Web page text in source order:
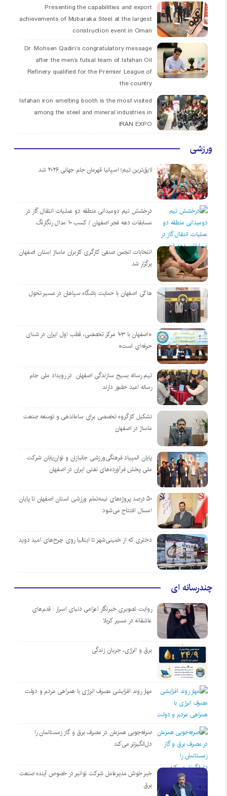
Presenting the capabilities and export
achievements of Mubaraka Steel at the largest
construction event in Oman
Dr. Mohsen Qadiri’s congratulatory message
after the men’s futsal team of Isfahan Oil
Refinery qualified for the Premier League of
the country
Isfahan iron smelting booth is the most visited
among the steel and mineral industries in
IRAN EXPO
ورزشی
لایق‌ترین تیم؛ اسپانیا قهرمان جام جهانی ۲۰۲۶ شد
درخشش تیم دومیدانی منطقه دو عملیات انتقال گاز در
مسابقات دهه فجر اصفهان / کسب ۱۰ مدال رنگارنگ
انتخابات انجمن صنفی کارگری کاربران ماساژ استان اصفهان
برگزار شد
هاکی اصفهان با حمایت باشگاه سپاهان در مسیر تحول
«اصفهان با ۱۰۳ مرکز تخصصی، قطب اول ایران در شنای
حرفه‌ای است»
تیم رسانه بسیج سازندگی اصفهان در رویداد ملی جام
رسانه امید حضور دارند
تشکیل کارگروه تخصصی برای ساماندهی و توسعه صنعت
ماساژ در اصفهان
پایان المپیاد فرهنگی‌ورزشی جانبازان و توان‌یابان شرکت
ملی پخش فرآورده‌های نفتی ایران در اصفهان
۵۰ درصد پروژه‌های نیمه‌تمام ورزشی استان اصفهان تا پایان
امسال افتتاح می‌شود
دختری که از خمینی‌شهر تا ایتالیا روی چرخ‌های امید دوید
چندرسانه ای
روایت تصویری خبرنگار اعزامی دنیای اسرار : قدم‌های
عاشقانه در مسیر کربلا
برق و انرژی، جریان زندگی
مهار روند افزایشی مصرف انرژی با همراهی مردم و دولت
صرفه‌جویی همزمان در مصرف برق و گاز زمستانمان را
دل‌انگیزتر می‌کند
خبر خوش مدیرعامل شرکت توانیر در خصوص آینده صنعت
برق